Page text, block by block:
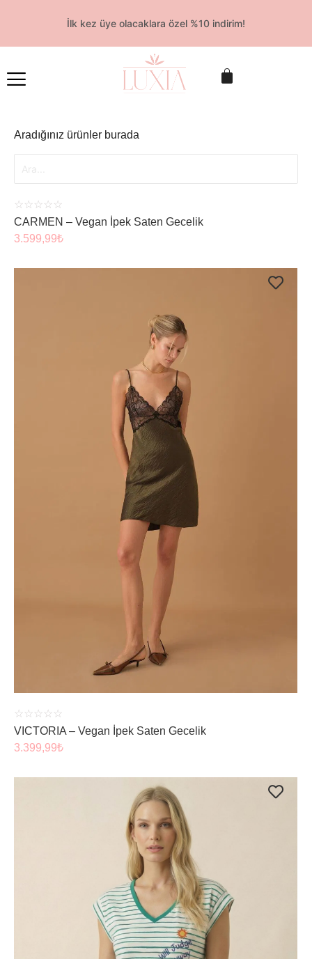
İlk kez üye olacaklara özel %10 indirim!
Aradığınız ürünler burada
☆ ☆ ☆ ☆ ☆
CARMEN – Vegan İpek Saten Gecelik
3.599,99₺
ÜRÜNÜ İNCELE
☆ ☆ ☆ ☆ ☆
VICTORIA – Vegan İpek Saten Gecelik
3.399,99₺